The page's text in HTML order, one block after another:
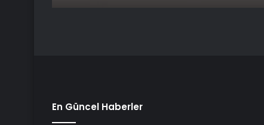
En Güncel Haberler